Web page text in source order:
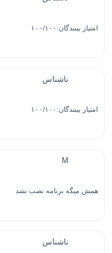
امتیاز بینندگان:۱۰۰/۱۰۰
ناشناس
امتیاز بینندگان:۱۰۰/۱۰۰
M
همش میگه برنامه نصب نشد
ناشناس